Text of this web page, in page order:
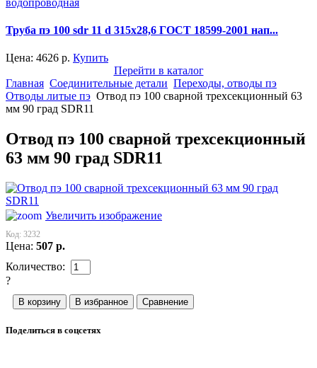
Труба пэ 100 sdr 11 d 315x28,6 ГОСТ 18599-2001 нап...
Цена: 4626 р. Купить
Перейти в каталог
Главная Соединительные детали Переходы, отводы пэ
Отводы литые пэ Отвод пэ 100 сварной трехсекционный 63
мм 90 град SDR11
Отвод пэ 100 сварной трехсекционный
63 мм 90 град SDR11
Увеличить изображение
Код: 3232
Цена: 507 р.
Количество:
?
Поделиться в соцсетях